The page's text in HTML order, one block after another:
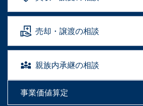
売却・譲渡の相談
親族内承継の相談
事業価値算定